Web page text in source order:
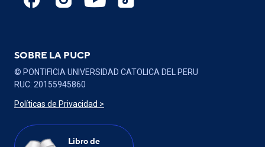
SOBRE LA PUCP
© PONTIFICIA UNIVERSIDAD CATOLICA DEL PERU
RUC: 20155945860
Políticas de Privacidad >
Libro de